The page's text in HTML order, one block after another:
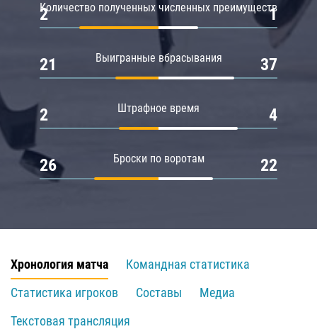
Количество полученных численных преимуществ
2 1
Выигранные вбрасывания
21 37
Штрафное время
2 4
Броски по воротам
26 22
Хронология матча
Командная статистика
Статистика игроков
Составы
Медиа
Текстовая трансляция